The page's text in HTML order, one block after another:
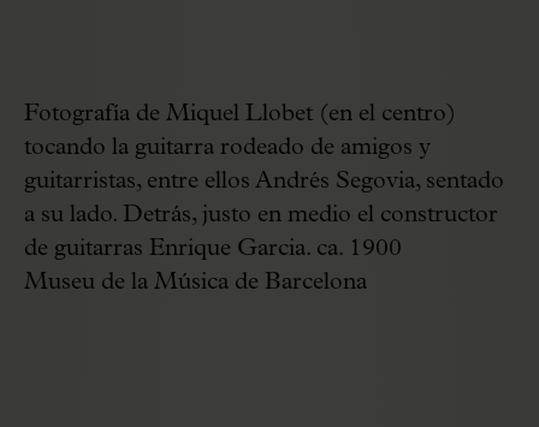
Fotografía de Miquel Llobet (en el centro)
tocando la guitarra rodeado de amigos y
guitarristas, entre ellos Andrés Segovia, sentado
a su lado. Detrás, justo en medio el constructor
de guitarras Enrique Garcia. ca. 1900
Museu de la Música de Barcelona